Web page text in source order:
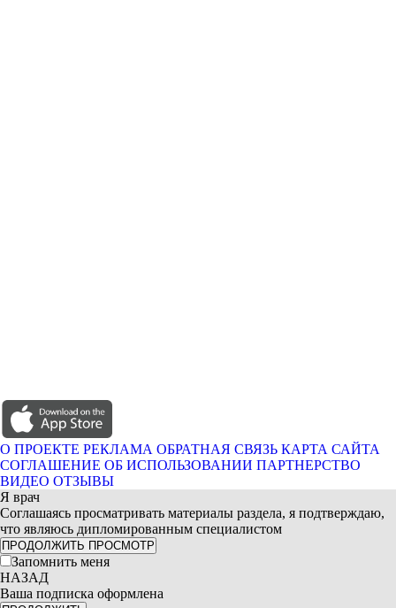
О ПРОЕКТЕ РЕКЛАМА ОБРАТНАЯ СВЯЗЬ КАРТА САЙТА
СОГЛАШЕНИЕ ОБ ИСПОЛЬЗОВАНИИ ПАРТНЕРСТВО
ВИДЕО ОТЗЫВЫ
Я врач
Соглашаясь просматривать материалы раздела, я подтверждаю,
что являюсь дипломированным специалистом
ПРОДОЛЖИТЬ ПРОСМОТР
Запомнить меня
НАЗАД
Ваша подписка оформлена